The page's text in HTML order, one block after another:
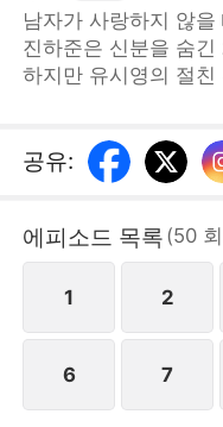
남자가 사랑하지 않
진하준은 신분을 숨
하지만 유시영의 절
엄마 안희연이 고가의
과 천예리는 예물이
신분을 증명하자 유시
만 마음이 내키지 않
공격하고 안희연은
이한다
공유:
에피소드 목록 (50 회
1 2
6 7